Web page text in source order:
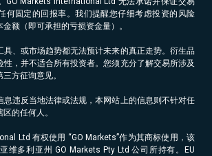
何固定的回报率。我们提醒您仔细考虑投资的风险
额（即可承担的亏损资金量）。
具、或市场趋势都无法预计未来的真正走势。衍生品
性，并不适合所有投资者。您须充分了解交易所涉及
方征询意见。
息违反当地法律或法规，本网站上的信息则不针对任
的任何人。
Ltd 有权使用 “GO Markets”作为其商标使用，该
维多利亚州 GO Markets Pty Ltd 公司所持有。EU